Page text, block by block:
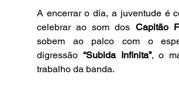
A encerrar o dia, a juventude é
celebrar ao som dos Capitão
sobem ao palco com o
digressão “Subida Infinita”, o
trabalho da banda.